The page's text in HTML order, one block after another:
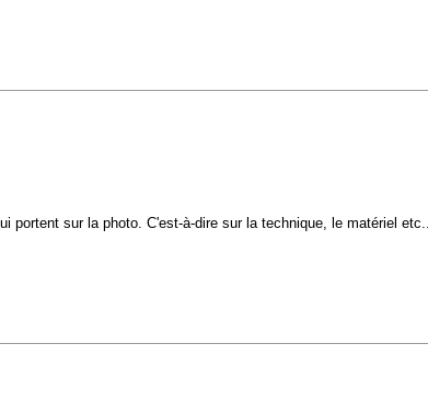
sur la photo. C'est-à-dire sur la technique, le matériel etc...